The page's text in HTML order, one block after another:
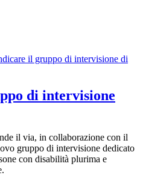
di intervisione
il via, in collaborazione con il
gruppo di intervisione dedicato
con disabilità plurima e